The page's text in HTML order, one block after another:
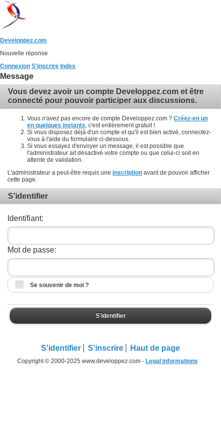
Developpez.com
Nouvelle réponse
Connexion S'inscrire Index
Message
Vous devez avoir un compte Developpez.com et être
connecté pour pouvoir participer aux discussions.
Vous n'avez pas encore de compte Developpez.com ? Créez-en un
en quelques instants , c'est entièrement gratuit !
Si vous disposez déjà d'un compte et qu'il est bien activé, connectez-
vous à l'aide du formulaire ci-dessous.
Si vous essayez d'envoyer un message, il est possible que
l'administrateur ait désactivé votre compte ou que celui-ci soit en
attente de validation.
L'administrateur a peut-être requis une inscription avant de pouvoir afficher
cette page.
S'identifier
Identifiant:
Mot de passe:
Se souvenir de moi ?
S'identifier
S'identifier S'inscrire Haut de page
Copyright © 2000-2025 www.developpez.com - Legal informations